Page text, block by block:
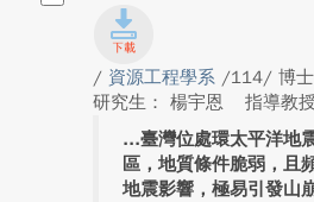
/ 資源工程學系 /114/ 博士
研究生： 楊宇恩
指導教
臺灣位處環太平洋地
區，地質條件脆弱，且
地震影響，極易引發山